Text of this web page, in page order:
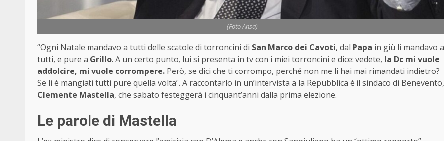
(Foto Ansa)
“Ogni Natale mandavo a tutti delle scatole di torroncini di San Marco dei Cavoti, dal Papa in giù li mandavo a
tutti, e pure a Grillo. A un certo punto, lui si presenta in tv con i miei torroncini e dice: vedete, la Dc mi vuole
addolcire, mi vuole corrompere. Però, se dici che ti corrompo, perché non me li hai mai rimandati indietro?
Se li è mangiati tutti pure quella volta”. A raccontarlo in un’intervista a la Repubblica è il sindaco di Benevento,
Clemente Mastella, che sabato festeggerà i cinquant’anni dalla prima elezione.
Le parole di Mastella